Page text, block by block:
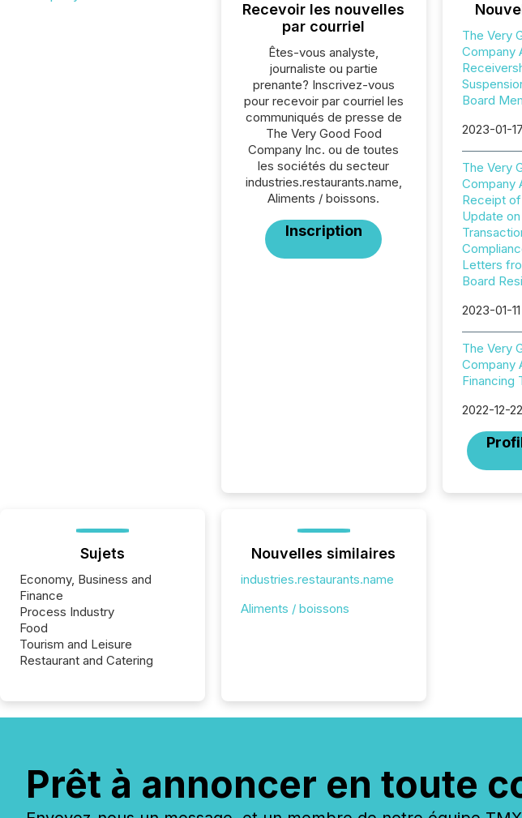
Recevoir les nouvelles
par courriel
Êtes-vous analyste,
journaliste ou partie
prenante? Inscrivez-vous
pour recevoir par courriel les
communiqués de presse de
The Very Good Food
Company Inc. ou de toutes
les sociétés du secteur
industries.restaurants.name,
Aliments / boissons.
Inscription
The Very
Company
Board
2023-01-
The Very
Company
Receipt
Update
Letters
Board
2023-01-
The Very
Company
Financing
2022-12-
Sujets
Economy, Business and
Finance
Process Industry
Food
Tourism and Leisure
Restaurant and Catering
Nouvelles similaires
industries.restaurants.name
Aliments / boissons
Prêt à annoncer en toute